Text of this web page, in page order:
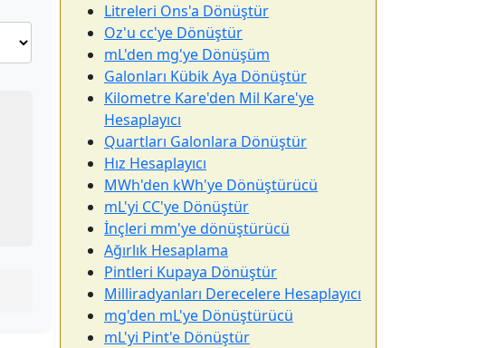
Litreleri Ons'a Dönüştür
Oz'u cc'ye Dönüştür
mL'den mg'ye Dönüşüm
Galonları Kübik Aya Dönüştür
Kilometre Kare'den Mil Kare'ye
Hesaplayıcı
Quartları Galonlara Dönüştür
Hız Hesaplayıcı
MWh'den kWh'ye Dönüştürücü
mL'yi CC'ye Dönüştür
İnçleri mm'ye dönüştürücü
Ağırlık Hesaplama
Pintleri Kupaya Dönüştür
Milliradyanları Derecelere Hesaplayıcı
mg'den mL'ye Dönüştürücü
mL'yi Pint'e Dönüştür